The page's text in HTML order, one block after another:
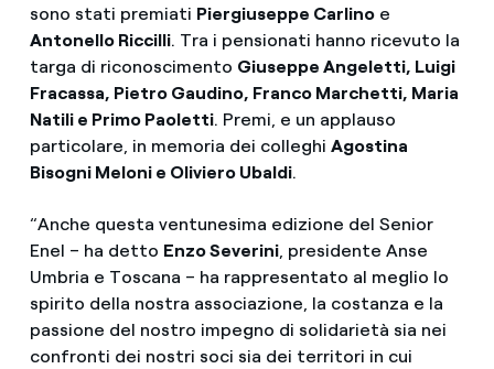
sono stati premiati Piergiuseppe Carlinoe
Antonello Riccilli. Tra i pensionati hanno ricevuto la
targa di riconoscimento Giuseppe Angeletti, Luigi
Fracassa, Pietro Gaudino, Franco Marchetti, Maria
Natili e Primo Paoletti. Premi, e un applauso
particolare, in memoria dei colleghi Agostina
Bisogni Meloni e Oliviero Ubaldi.
“Anche questa ventunesima edizione del Senior
Enel – ha detto Enzo Severini, presidente Anse
Umbria e Toscana – ha rappresentato al meglio lo
spirito della nostra associazione, la costanza e la
passione del nostro impegno di solidarietà sia nei
confronti dei nostri soci sia dei territori in cui